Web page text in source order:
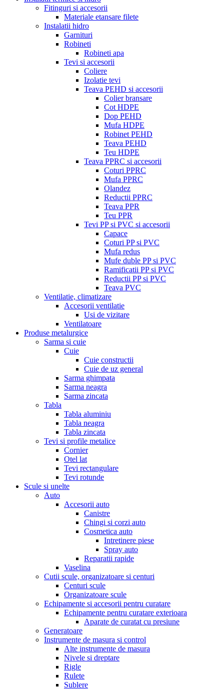
Fitinguri si accesorii
Materiale etansare filete
Instalatii hidro
Garnituri
Robineti
Robineti apa
Tevi si accesorii
Coliere
Izolatie tevi
Teava PEHD si accesorii
Colier bransare
Cot HDPE
Dop PEHD
Mufa HDPE
Robinet PEHD
Teava PEHD
Teu HDPE
Teava PPRC si accesorii
Coturi PPRC
Mufa PPRC
Olandez
Reductii PPRC
Teava PPR
Teu PPR
Tevi PP si PVC si accesorii
Capace
Coturi PP si PVC
Mufa redus
Mufe duble PP si PVC
Ramificatii PP si PVC
Reductii PP si PVC
Teava PVC
Ventilatie, climatizare
Accesorii ventilatie
Usi de vizitare
Ventilatoare
Produse metalurgice
Sarma si cuie
Cuie
Cuie constructii
Cuie de uz general
Sarma ghimpata
Sarma neagra
Sarma zincata
Tabla
Tabla aluminiu
Tabla neagra
Tabla zincata
Tevi si profile metalice
Cornier
Otel lat
Tevi rectangulare
Tevi rotunde
Scule si unelte
Auto
Accesorii auto
Canistre
Chingi si corzi auto
Cosmetica auto
Intretinere piese
Spray auto
Reparatii rapide
Vaselina
Cutii scule, organizatoare si centuri
Centuri scule
Organizatoare scule
Echipamente si accesorii pentru curatare
Echipamente pentru curatare exterioara
Aparate de curatat cu presiune
Generatoare
Instrumente de masura si control
Alte instrumente de masura
Nivele si dreptare
Rigle
Rulete
Sublere